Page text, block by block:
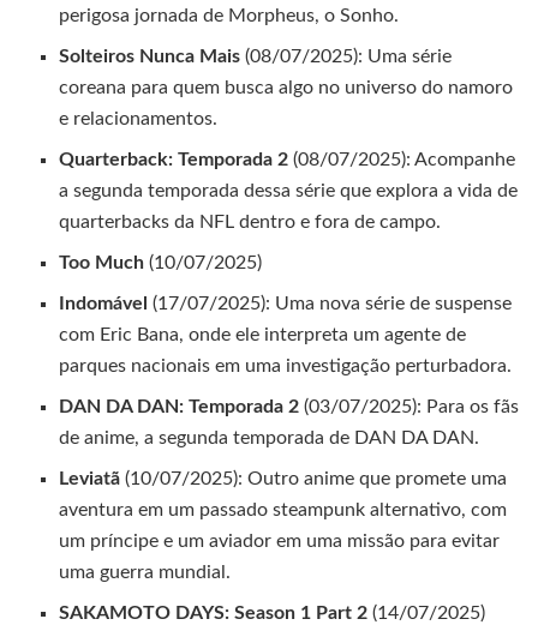
perigosa jornada de Morpheus, o Sonho.
Solteiros Nunca Mais (08/07/2025): Uma série
coreana para quem busca algo no universo do namoro
e relacionamentos.
Quarterback: Temporada 2 (08/07/2025): Acompanhe
a segunda temporada dessa série que explora a vida de
quarterbacks da NFL dentro e fora de campo.
Too Much (10/07/2025)
Indomável (17/07/2025): Uma nova série de suspense
com Eric Bana, onde ele interpreta um agente de
parques nacionais em uma investigação perturbadora.
DAN DA DAN: Temporada 2 (03/07/2025): Para os fãs
de anime, a segunda temporada de DAN DA DAN.
Leviatã (10/07/2025): Outro anime que promete uma
aventura em um passado steampunk alternativo, com
um príncipe e um aviador em uma missão para evitar
uma guerra mundial.
SAKAMOTO DAYS: Season 1 Part 2 (14/07/2025)